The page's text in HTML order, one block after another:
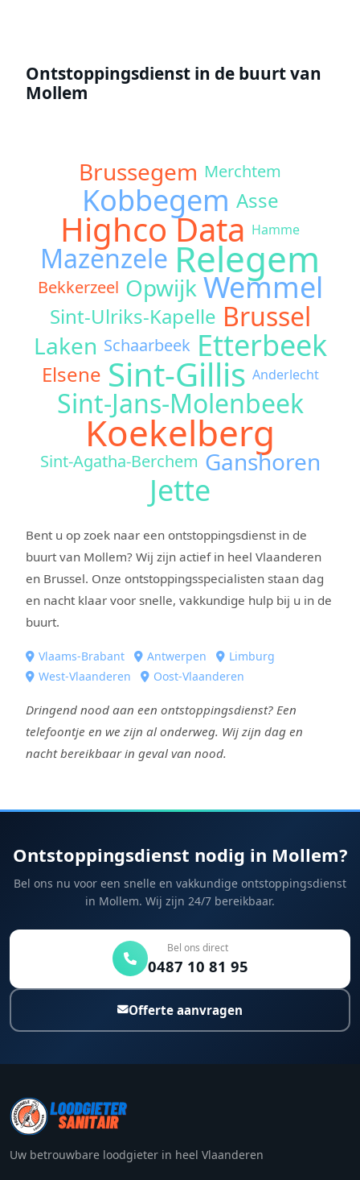
Ontstoppingsdienst in de buurt van
Mollem
Brussegem Merchtem
Kobbegem Asse
Highco Data Hamme
Mazenzele Relegem
Bekkerzeel Opwijk Wemmel
Sint-Ulriks-Kapelle Brussel
Laken Schaarbeek Etterbeek
Elsene Sint-Gillis Anderlecht
Sint-Jans-Molenbeek
Koekelberg
Sint-Agatha-Berchem Ganshoren
Jette
Bent u op zoek naar een ontstoppingsdienst in de
buurt van Mollem? Wij zijn actief in heel Vlaanderen
en Brussel. Onze ontstoppingsspecialisten staan dag
en nacht klaar voor snelle, vakkundige hulp bij u in de
buurt.
Vlaams-Brabant Antwerpen
Limburg
West-Vlaanderen
Oost-Vlaanderen
Dringend nood aan een ontstoppingsdienst? Een
telefoontje en we zijn al onderweg. Wij zijn dag en
nacht bereikbaar in geval van nood.
Ontstoppingsdienst nodig in Mollem?
Bel ons nu voor een snelle en vakkundige ontstoppingsdienst
in Mollem. Wij zijn 24/7 bereikbaar.
Bel ons direct
0487 10 81 95
Offerte aanvragen
Uw betrouwbare loodgieter in heel Vlaanderen